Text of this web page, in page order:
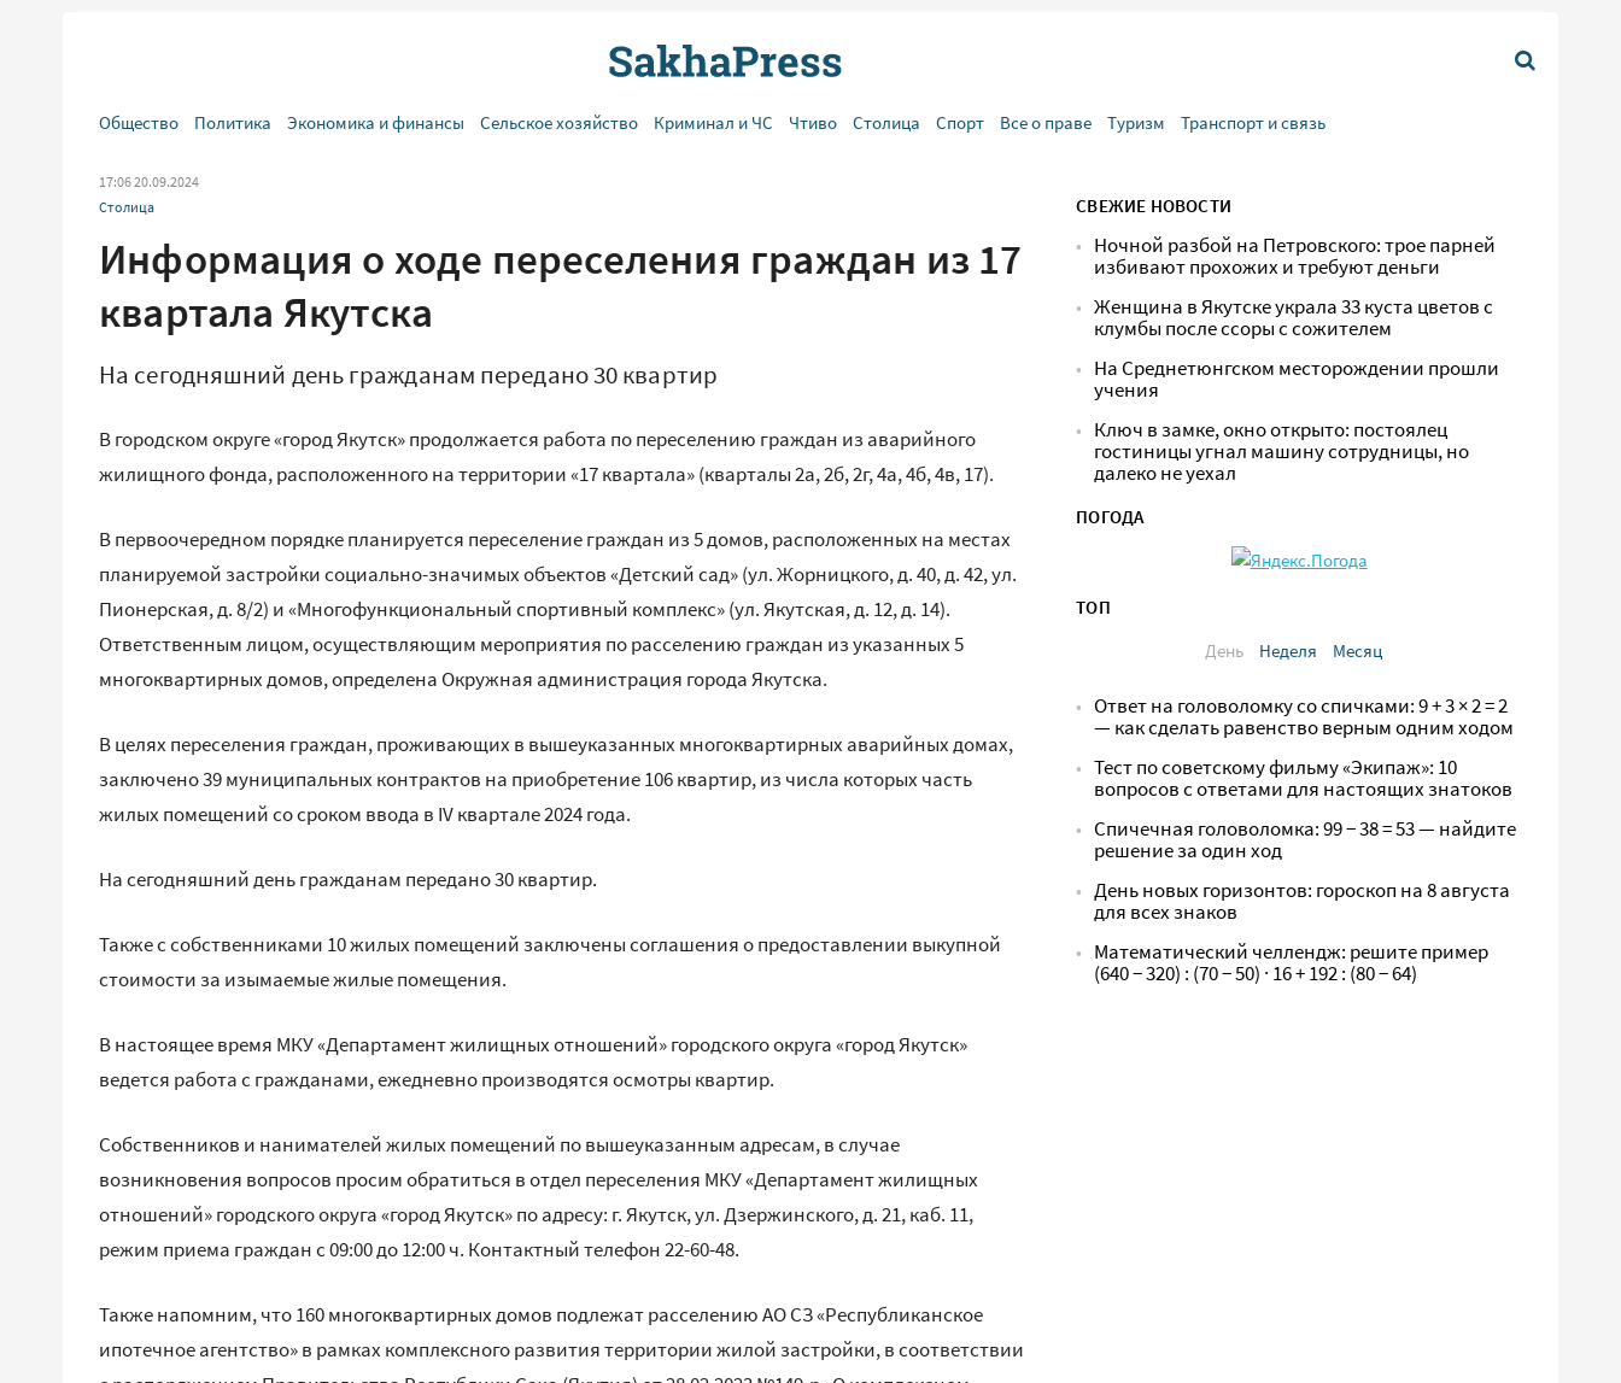
Общество Политика Экономика и финансы Сельское хозяйство Криминал и ЧС Чтиво Столица Спорт Все о праве Туризм Транспорт и связь
17:06 20.09.2024
Столица
Информация о ходе переселения граждан из 17
квартала Якутска
На сегодняшний день гражданам передано 30 квартир
В городском округе «город Якутск» продолжается работа по переселению граждан из аварийного
жилищного фонда, расположенного на территории «17 квартала» (кварталы 2а, 2б, 2г, 4а, 4б, 4в, 17).
В первоочередном порядке планируется переселение граждан из 5 домов, расположенных на местах
планируемой застройки социально-значимых объектов «Детский сад» (ул. Жорницкого, д. 40, д. 42, ул.
Пионерская, д. 8/2) и «Многофункциональный спортивный комплекс» (ул. Якутская, д. 12, д. 14).
Ответственным лицом, осуществляющим мероприятия по расселению граждан из указанных 5
многоквартирных домов, определена Окружная администрация города Якутска.
В целях переселения граждан, проживающих в вышеуказанных многоквартирных аварийных домах,
заключено 39 муниципальных контрактов на приобретение 106 квартир, из числа которых часть
жилых помещений со сроком ввода в IV квартале 2024 года.
На сегодняшний день гражданам передано 30 квартир.
Также с собственниками 10 жилых помещений заключены соглашения о предоставлении выкупной
стоимости за изымаемые жилые помещения.
В настоящее время МКУ «Департамент жилищных отношений» городского округа «город Якутск»
ведется работа с гражданами, ежедневно производятся осмотры квартир.
Собственников и нанимателей жилых помещений по вышеуказанным адресам, в случае
возникновения вопросов просим обратиться в отдел переселения МКУ «Департамент жилищных
отношений» городского округа «город Якутск» по адресу: г. Якутск, ул. Дзержинского, д. 21, каб. 11,
режим приема граждан с 09:00 до 12:00 ч. Контактный телефон 22-60-48.
Также напомним, что 160 многоквартирных домов подлежат расселению АО СЗ «Республиканское
ипотечное агентство» в рамках комплексного развития территории жилой застройки, в соответствии
СВЕЖИЕ НОВОСТИ
Ночной разбой на Петровского: трое парней
избивают прохожих и требуют деньги
Женщина в Якутске украла 33 куста цветов с
клумбы после ссоры с сожителем
На Среднетюнгском месторождении прошли
учения
Ключ в замке, окно открыто: постоялец
гостиницы угнал машину сотрудницы, но
далеко не уехал
ПОГОДА
ТОП
День
Неделя Месяц
Ответ на головоломку со спичками: 9 + 3 × 2 = 2
— как сделать равенство верным одним ходом
Тест по советскому фильму «Экипаж»: 10
вопросов с ответами для настоящих знатоков
Спичечная головоломка: 99 − 38 = 53 — найдите
решение за один ход
День новых горизонтов: гороскоп на 8 августа
для всех знаков
Математический челлендж: решите пример
(640 − 320) : (70 − 50) · 16 + 192 : (80 − 64)